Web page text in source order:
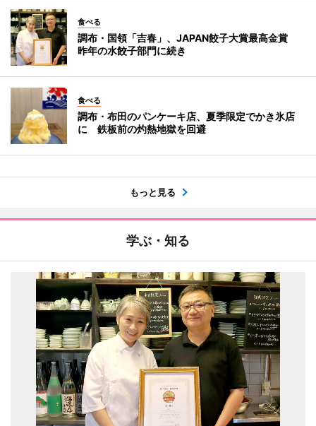
食べる
調布・国領「吉春」、JAPAN餃子大賞最高金賞
昨年の水餃子部門に続き
食べる
調布・布田のパンケーキ店、夏季限定でかき氷店
に 鉄板前の灼熱地獄を回避
もっと見る
学ぶ・知る